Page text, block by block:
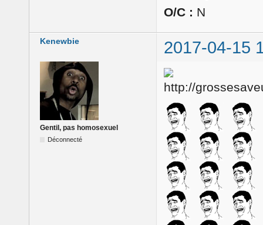
O/C : N
Kenewbie 2017-04-15
Gentil, pas homosexuel
Déconnecté